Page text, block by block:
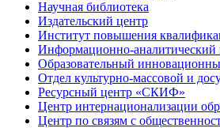
Научная библиотека
Издательский центр
Институт повышения
Информационно-аналитический
Образовательный
Отдел культурно-массовой и
Ресурсный центр «СКИФ»
Центр интернационализации
Центр по связям с